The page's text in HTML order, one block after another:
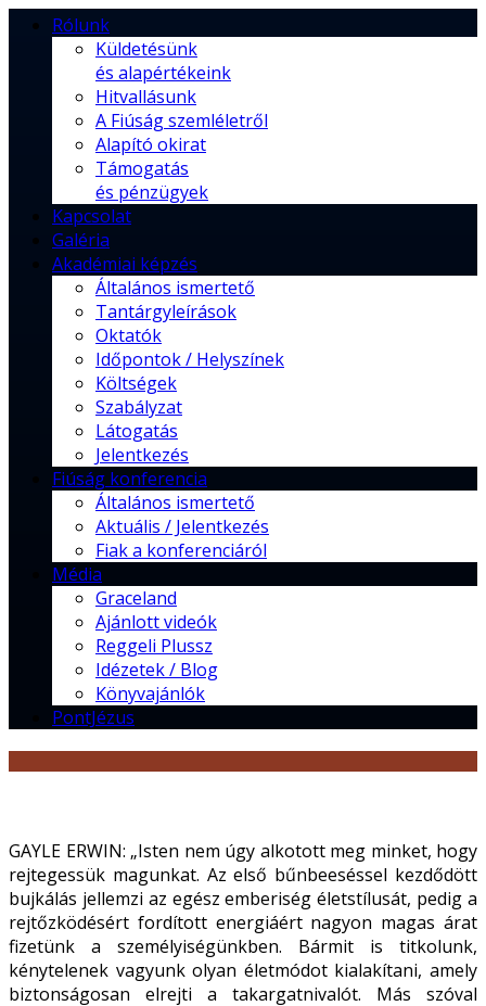
Rólunk
Küldetésünk
és alapértékeink
Hitvallásunk
A Fiúság szemléletről
Alapító okirat
Támogatás
és pénzügyek
Kapcsolat
Galéria
Akadémiai képzés
Általános ismertető
Tantárgyleírások
Oktatók
Időpontok / Helyszínek
Költségek
Szabályzat
Látogatás
Jelentkezés
Fiúság konferencia
Általános ismertető
Aktuális / Jelentkezés
Fiak a konferenciáról
Média
Graceland
Ajánlott videók
Reggeli Plussz
Idézetek / Blog
Könyvajánlók
PontJézus
GAYLE ERWIN: „Isten nem úgy alkotott meg minket, hogy
rejtegessük magunkat. Az első bűnbeeséssel kezdődött
bujkálás jellemzi az egész emberiség életstílusát, pedig a
rejtőzködésért fordított energiáért nagyon magas árat
fizetünk a személyiségünkben. Bármit is titkolunk,
kénytelenek vagyunk olyan életmódot kialakítani, amely
biztonságosan elrejti a takargatnivalót. Más szóval